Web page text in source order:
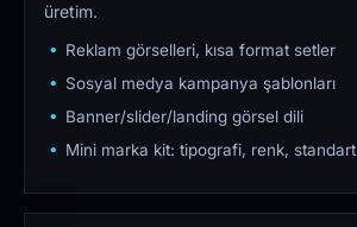
üretim.
Reklam görselleri, kısa format setler
Sosyal medya kampanya şablonları
Banner/slider/landing görsel dili
Mini marka kit: tipografi, renk, standart